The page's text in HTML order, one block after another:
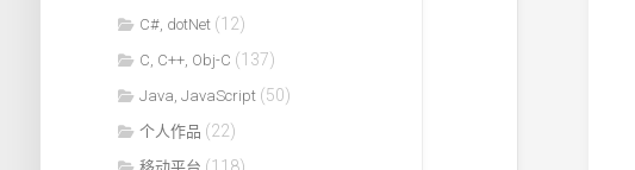
C#, dotNet(12)
C, C++, Obj-C (137)
Java, JavaScript(50)
个人作品 (22)